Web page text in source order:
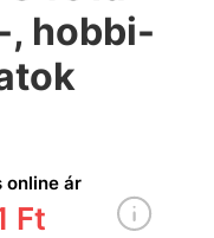
, hobbi-
online ár
Ft